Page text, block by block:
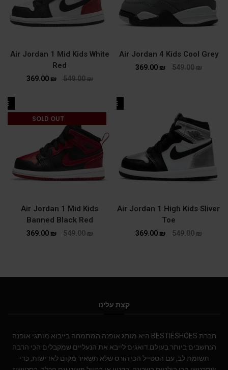
Air Jordan 4 Kids Cool Grey
549.00₪
369.00 ₪
Air Jordan 1 Mid Kids White
Red
549.00₪
369.00 ₪
SALE
Air Jordan 1 High Kids Sliver
Toe
549.00₪
369.00 ₪
SOLD OUT
Air Jordan 1 Mid Kids
Banned Black Red
549.00₪
369.00 ₪
קצת עלינו
חברת BESTIESHOES היא מותג אופנה המתמחה בייבוא מותגי אופנה
הנחשבים ביותר בעולם.דואגים לייבא את הנעליים שמקבלים הכי הרבה
תשומת לב, עם הסטייל הכי הורס שלא תשאיר מקום לאדישות, כדי